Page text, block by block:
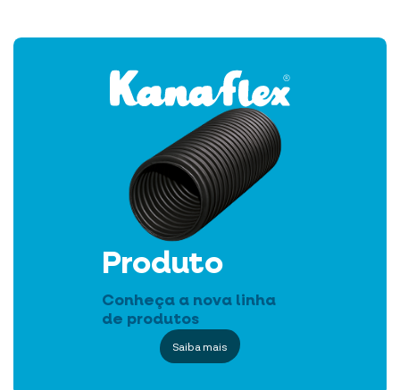
Produto
Conheça a nova linha
de produtos
Saiba mais